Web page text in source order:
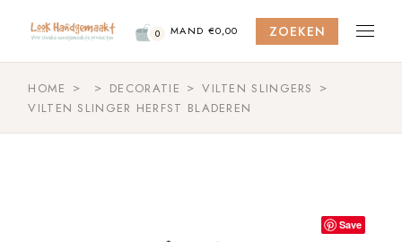
content
0 MAND €0,00 ZOEKEN
HOME DECORATIE
VILTEN SLINGERS
VILTEN SLINGER HERFST BLADEREN
Save